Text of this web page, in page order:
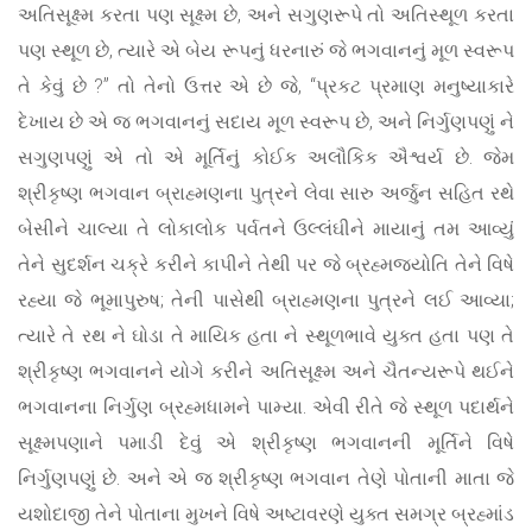
અતિસૂક્ષ્મ કરતા પણ સૂક્ષ્મ છે, અને સગુણરૂપે તો અતિસ્થૂળ કરતા
પણ સ્થૂળ છે, ત્યારે એ બેય રૂપનું ધરનારું જે ભગવાનનું મૂળ સ્વરૂપ
તે કેવું છે ?” તો તેનો ઉત્તર એ છે જે, “પ્રકટ પ્રમાણ મનુષ્યાકારે
દેખાય છે એ જ ભગવાનનું સદાય મૂળ સ્વરૂપ છે, અને નિર્ગુણપણું ને
સગુણપણું એ તો એ મૂર્તિનું કોઈક અલૌકિક ઐશ્વર્ય છે. જેમ
શ્રીકૃષ્ણ ભગવાન બ્રાહ્મણના પુત્રને લેવા સારુ અર્જુન સહિત રથે
બેસીને ચાલ્યા તે લોકાલોક પર્વતને ઉલ્લંઘીને માયાનું તમ આવ્યું
તેને સુદર્શન ચક્રે કરીને કાપીને તેથી પર જે બ્રહ્મજ્યોતિ તેને વિષે
રહ્યા જે ભૂમાપુરુષ; તેની પાસેથી બ્રાહ્મણના પુત્રને લઈ આવ્યા;
ત્યારે તે રથ ને ઘોડા તે માયિક હતા ને સ્થૂળભાવે યુક્ત હતા પણ તે
શ્રીકૃષ્ણ ભગવાનને યોગે કરીને અતિસૂક્ષ્મ અને ચૈતન્યરૂપે થઈને
ભગવાનના નિર્ગુણ બ્રહ્મધામને પામ્યા. એવી રીતે જે સ્થૂળ પદાર્થને
સૂક્ષ્મપણાને પમાડી દેવું એ શ્રીકૃષ્ણ ભગવાનની મૂર્તિને વિષે
નિર્ગુણપણું છે. અને એ જ શ્રીકૃષ્ણ ભગવાન તેણે પોતાની માતા જે
યશોદાજી તેને પોતાના મુખને વિષે અષ્ટાવરણે યુક્ત સમગ્ર બ્રહ્માંડ